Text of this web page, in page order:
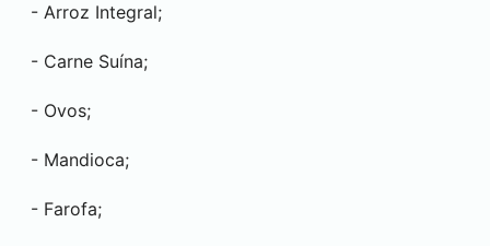
- Arroz Integral;
- Carne Suína;
- Ovos;
- Mandioca;
- Farofa;